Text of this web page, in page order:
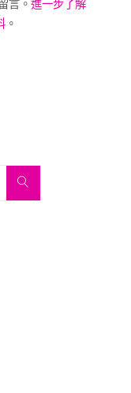
言。 進一步了解
。